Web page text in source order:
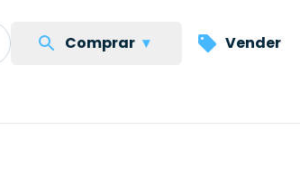
Comprar ▾ Vender